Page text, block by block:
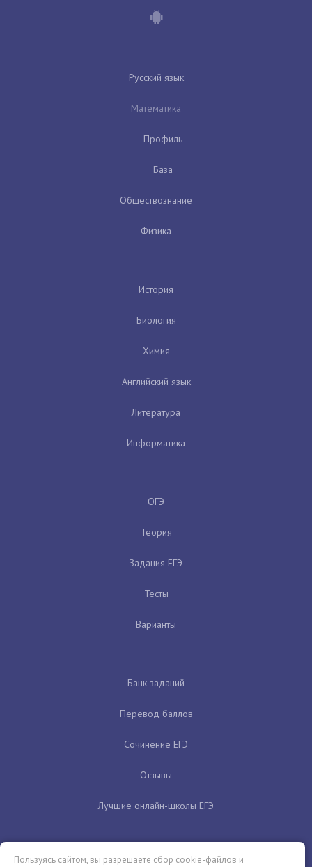
Русский язык
Математика
Профиль
База
Обществознание
Физика
История
Биология
Химия
Английский язык
Литература
Информатика
ОГЭ
Теория
Задания ЕГЭ
Тесты
Варианты
Банк заданий
Перевод баллов
Сочинение ЕГЭ
Отзывы
Лучшие онлайн-школы ЕГЭ
Пользуясь сайтом, вы разрешаете сбор cookie-файлов и